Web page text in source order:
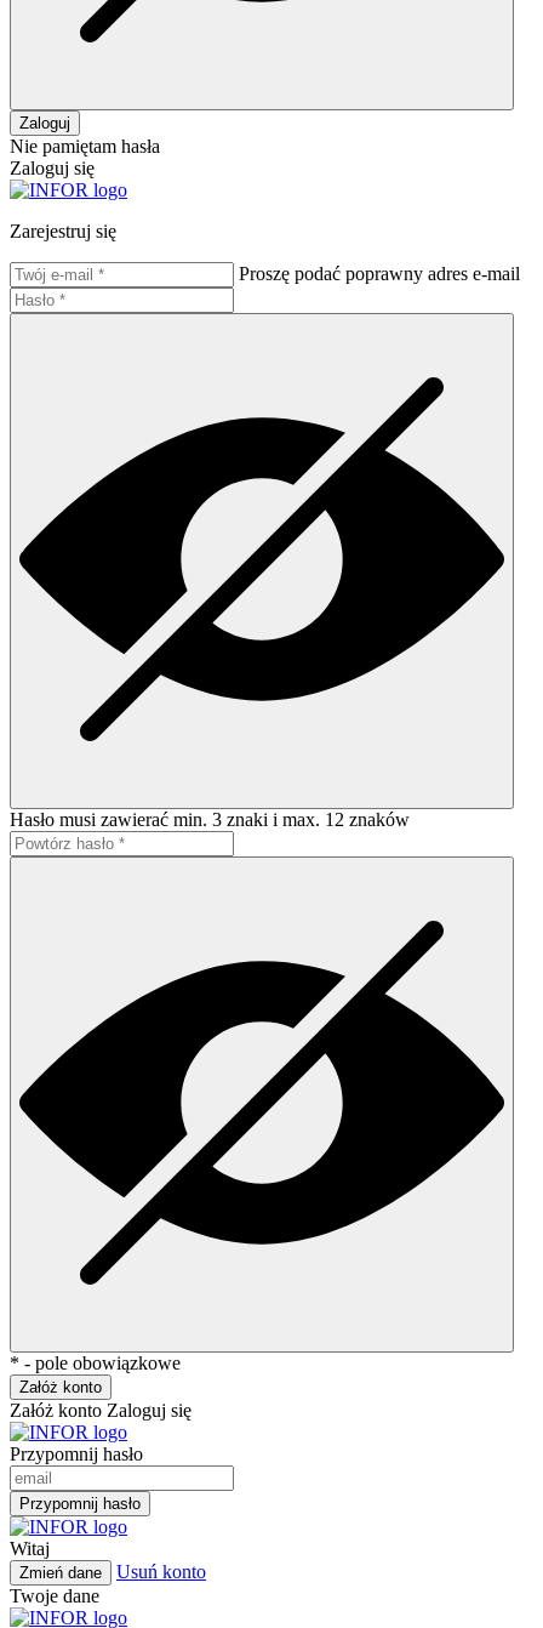
Zaloguj
Nie pamiętam hasła
Zaloguj się
Zarejestruj się
Proszę podać poprawny adres e-mail
Hasło musi zawierać min. 3 znaki i max. 12 znaków
* - pole obowiązkowe
Załóż konto
Załóż konto Zaloguj się
Przypomnij hasło
Przypomnij hasło
Witaj
Zmień dane
Usuń konto
Twoje dane